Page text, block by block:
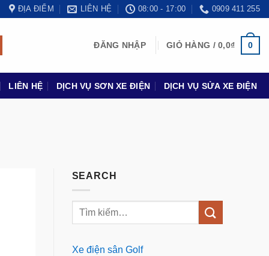
ĐỊA ĐIỂM LIÊN HỆ 08:00 - 17:00 0909 411 255
ĐĂNG NHẬP GIỎ HÀNG /0,0₫ 0
LIÊN HỆ DỊCH VỤ SƠN XE ĐIỆN DỊCH VỤ SỬA XE ĐIỆN
SEARCH
Xe điện sân Golf